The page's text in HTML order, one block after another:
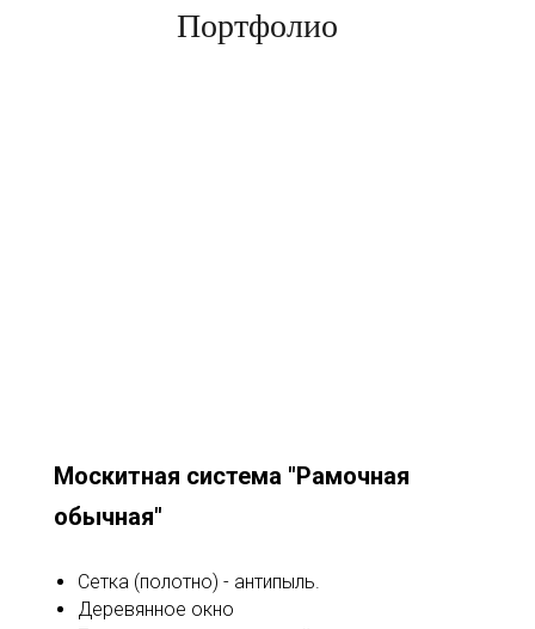
Портфолио
Москитная система "Рамочная
обычная"
Сетка (полотно) - антипыль.
Деревянное окно